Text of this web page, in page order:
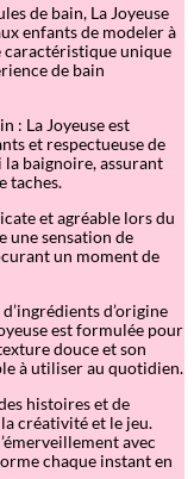
de bain, La Joyeuse
enfants de modeler à
caractéristique unique
de bain
: La Joyeuse est
et respectueuse de
la baignoire, assurant
taches.
et agréable lors du
une sensation de
un moment de
d’origine
est formulée pour
douce et son
à utiliser au quotidien.
histoires et de
créativité et le jeu.
avec
chaque instant en